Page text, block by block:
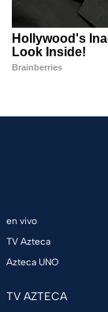
en vivo
TV Azteca
Azteca UNO
TV AZTECA